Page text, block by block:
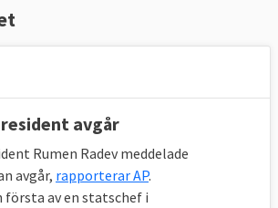
avgår
Rumen Radev meddelade
avgår, rapporterar AP.
första av en statschef i